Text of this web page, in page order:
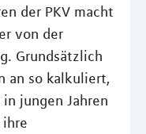
der PKV macht
von der
Grundsätzlich
an so kalkuliert,
jungen Jahren
ihre